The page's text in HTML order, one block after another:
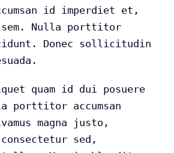
id imperdiet et,
Nulla porttitor
Donec sollicitudin
quam id dui posuere
porttitor accumsan
magna justo,
sed,